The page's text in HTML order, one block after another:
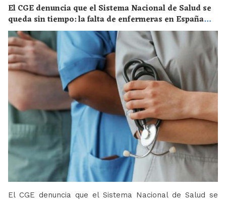
El CGE denuncia que el Sistema Nacional de Salud se
queda sin tiempo: la falta de enfermeras en España
supone un riesgo enorme para la salud de toda la
población
El CGE denuncia que el Sistema Nacional de Salud se